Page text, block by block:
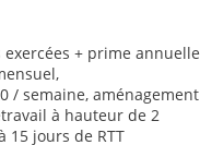
+ prime annuelle
/ semaine, aménagement
à hauteur de 2
15 jours de RTT